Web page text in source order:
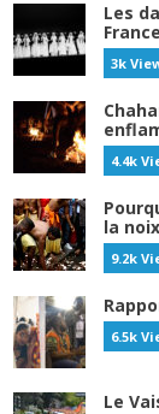
Les
France
3k
4.4k
la
9.2k
6.5k
Le